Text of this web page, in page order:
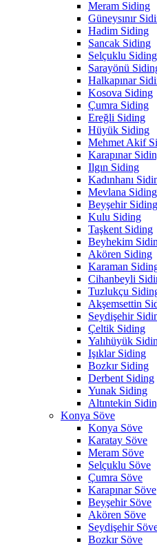
Meram Siding
Güneysınır
Hadim Siding
Sancak Siding
Selçuklu Siding
Sarayönü
Halkapınar
Kosova Siding
Çumra Siding
Ereğli Siding
Hüyük Siding
Mehmet Akif
Karapınar
Ilgın Siding
Kadınhanı
Mevlana Siding
Beyşehir Siding
Kulu Siding
Taşkent Siding
Beyhekim
Akören Siding
Karaman
Cihanbeyli
Tuzlukçu
Akşemsettin
Seydişehir
Çeltik Siding
Yalıhüyük
Işıklar Siding
Bozkır Siding
Derbent Siding
Yunak Siding
Altıntekin
Konya Söve
Konya Söve
Karatay Söve
Meram Söve
Selçuklu Söve
Çumra Söve
Karapınar Söve
Beyşehir Söve
Akören Söve
Seydişehir
Bozkır Söve